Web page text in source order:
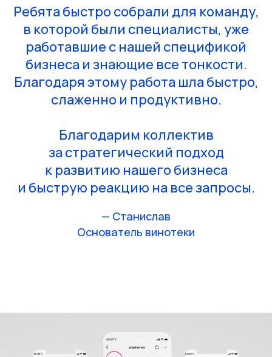
Ребята быстро собрали для команду,
в которой были специалисты, уже
работавшие с нашей спецификой
бизнеса и знающие все тонкости.
Благодаря этому работа шла быстро,
слаженно и продуктивно.
Благодарим коллектив
за стратегический подход
к развитию нашего бизнеса
и быструю реакцию на все запросы.
— Станислав
Основатель винотеки